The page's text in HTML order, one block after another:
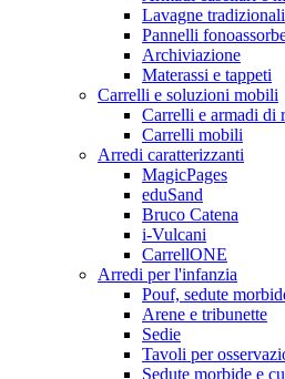
Lavagne tradizionali
Pannelli
Archiviazione
Materassi e tappeti
Carrelli e soluzioni mobili
Carrelli e armadi di
Carrelli mobili
Arredi caratterizzanti
MagicPages
eduSand
Bruco Catena
i-Vulcani
CarrellONE
Arredi per l'infanzia
Pouf, sedute
Arene e tribunette
Sedie
Tavoli per
Sedute morbide e